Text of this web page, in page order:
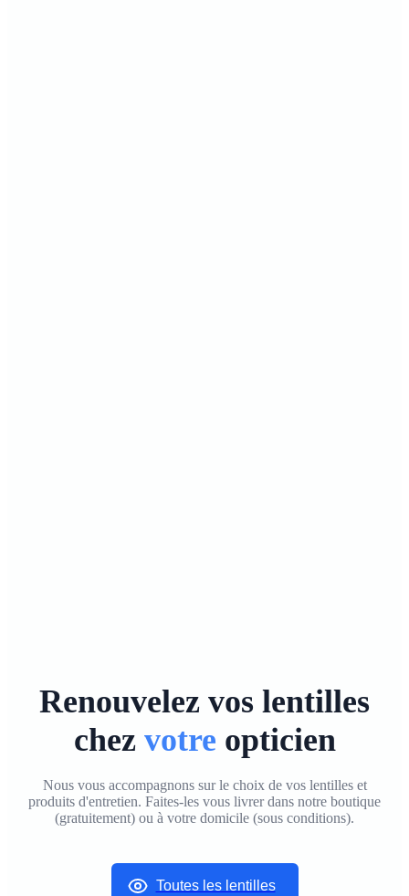
Renouvelez vos lentilles
chez votre opticien
Nous vous accompagnons sur le choix de vos lentilles et
produits d'entretien. Faites-les vous livrerdans notre boutique
(gratuitement) ou à votre domicile (sous conditions).
Toutes les lentilles